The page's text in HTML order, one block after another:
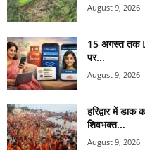
August 9, 2026
15 अगस्त तक
पर...
August 9, 2026
हरिद्वार में
शिवभक्त...
August 9, 2026